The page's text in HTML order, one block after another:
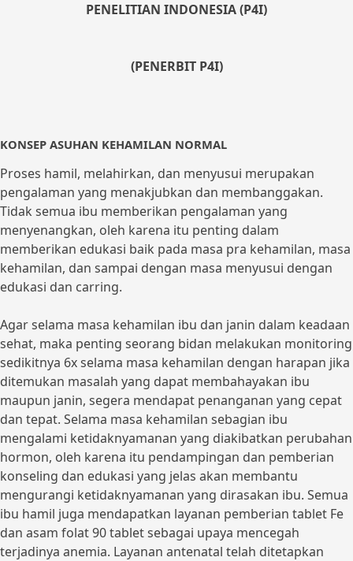
PENELITIAN INDONESIA (P4I)
(PENERBIT P4I)
KONSEP ASUHAN KEHAMILAN NORMAL
Proses hamil, melahirkan, dan menyusui merupakan
pengalaman yang menakjubkan dan membanggakan.
Tidak semua ibu memberikan pengalaman yang
menyenangkan, oleh karena itu penting dalam
memberikan edukasi baik pada masa pra kehamilan, masa
kehamilan, dan sampai dengan masa menyusui dengan
edukasi dan carring.
Agar selama masa kehamilan ibu dan janin dalam keadaan
sehat, maka penting seorang bidan melakukan monitoring
sedikitnya 6x selama masa kehamilan dengan harapan jika
ditemukan masalah yang dapat membahayakan ibu
maupun janin, segera mendapat penanganan yang cepat
dan tepat. Selama masa kehamilan sebagian ibu
mengalami ketidaknyamanan yang diakibatkan perubahan
hormon, oleh karena itu pendampingan dan pemberian
konseling dan edukasi yang jelas akan membantu
mengurangi ketidaknyamanan yang dirasakan ibu. Semua
ibu hamil juga mendapatkan layanan pemberian tablet Fe
dan asam folat 90 tablet sebagai upaya mencegah
terjadinya anemia. Layanan antenatal telah ditetapkan